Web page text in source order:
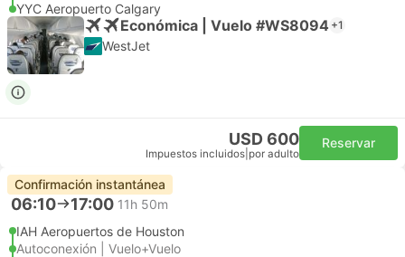
YYC Aeropuerto Calgary
Económica | Vuelo #WS8094 +1
WestJet
USD 600
Impuestos incluidos por adulto
Reservar
Confirmación instantánea
06:10 17:00 11h 50m
IAH Aeropuertos de Houston
Autoconexión | Vuelo+Vuelo